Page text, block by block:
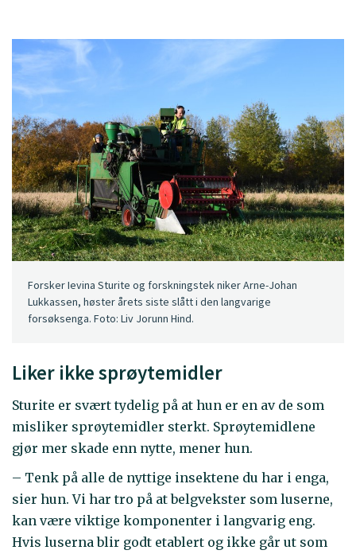
Forsker Ievina Sturite og forskningstek niker Arne-Johan
Lukkassen, høster årets siste slått i den langvarige
forsøksenga. Foto: Liv Jorunn Hind.
Liker ikke sprøytemidler
Sturite er svært tydelig på at hun er en av de som
misliker sprøytemidler sterkt. Sprøytemidlene
gjør mer skade enn nytte, mener hun.
– Tenk på alle de nyttige insektene du har i enga,
sier hun. Vi har tro på at belgvekster som luserne,
kan være viktige komponenter i langvarig eng.
Hvis luserna blir godt etablert og ikke går ut som